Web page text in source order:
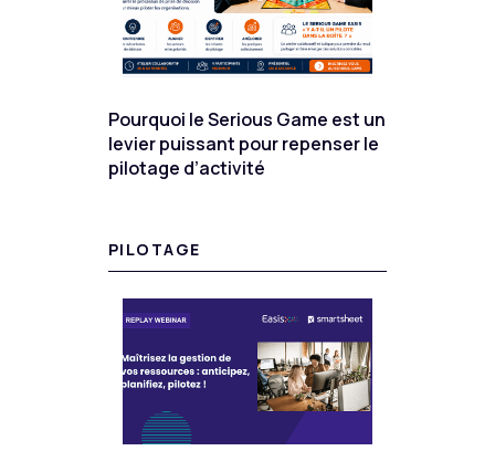
Pourquoi le Serious Game est un
levier puissant pour repenser le
pilotage d’activité
PILOTAGE